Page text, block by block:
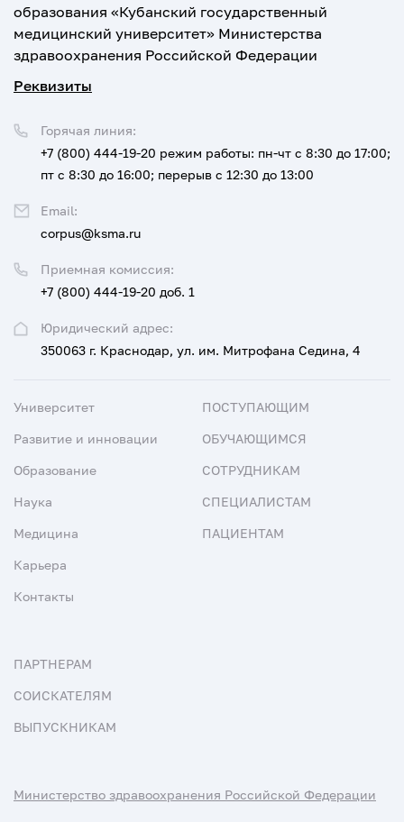
образования «Кубанский государственный
медицинский университет» Министерства
здравоохранения Российской Федерации
Реквизиты
Юридический адрес:
350063 г. Краснодар, ул. им. Митрофана Седина, 4
Приемная комиссия:
+7 (800) 444-19-20 доб. 1
Горячая линия:
+7 (800) 444-19-20 режим работы: пн-чт с 8:30 до 17:00;
пт с 8:30 до 16:00; перерыв с 12:30 до 13:00
Email:
corpus@ksma.ru
Университет
Развитие и инновации
Образование
Наука
Медицина
Карьера
Контакты
ПОСТУПАЮЩИМ
ОБУЧАЮЩИМСЯ
СОТРУДНИКАМ
СПЕЦИАЛИСТАМ
ПАЦИЕНТАМ
ПАРТНЕРАМ
СОИСКАТЕЛЯМ
ВЫПУСКНИКАМ
Министерство здравоохранения Российской Федерации